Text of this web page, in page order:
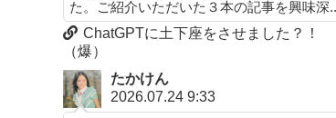
た。ご紹介いただいた３本の記事を興味深
ChatGPTに土下座をさせました？！
（爆）
たかけん
2026.07.24 9:33